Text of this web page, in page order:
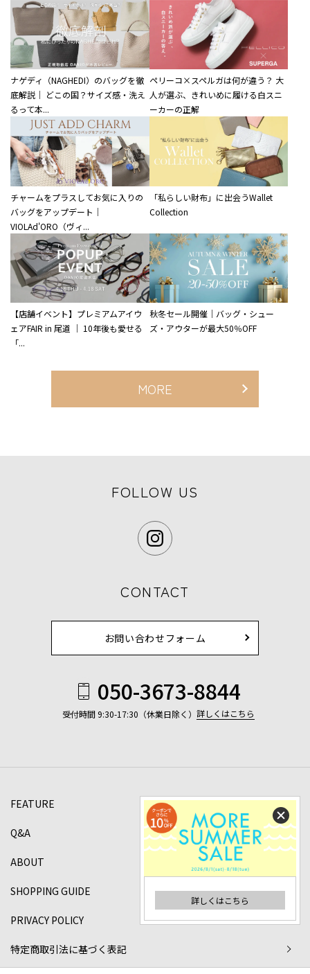
詳しくはこちら
ナゲディ（NAGHEDI）のバッグを徹
底解説｜ どこの国？サイズ感・洗え
るって本...
ペリーコ×スペルガは何が違う？ 大
人が選ぶ、きれいめに履ける白スニ
ーカーの正解
チャームをプラスしてお気に入りの
バッグをアップデート｜
VIOLAd'ORO（ヴィ...
「私らしい財布」に出会うWallet
Collection
【店舗イベント】プレミアムアイウ
ェアFAIR in 尾道 ｜ 10年後も愛せる
「...
秋冬セール開催｜バッグ・シュー
ズ・アウターが最大50％OFF
MORE
FOLLOW US
CONTACT
お問い合わせフォーム
050-3673-8844
受付時間 9:30-17:30（休業日除く） 詳しくはこちら
FEATURE
Q&A
ABOUT
SHOPPING GUIDE
PRIVACY POLICY
特定商取引法に基づく表記